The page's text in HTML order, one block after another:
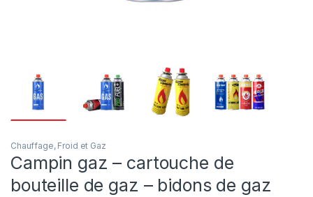
Chauffage, Froid et Gaz
Campin gaz – cartouche de
bouteille de gaz – bidons de gaz